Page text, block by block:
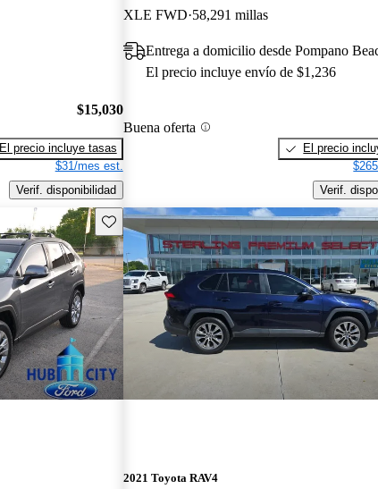
$15,030
El precio incluye tasas
$31/mes est.
Verif. disponibilidad
XLE FWD 58,291 millas
Entrega a domicilio desde Pompano
El precio incluye envío de $1,236
Buena oferta
El precio
Verif.
Guarda este Aviso
2021 Toyota RAV4